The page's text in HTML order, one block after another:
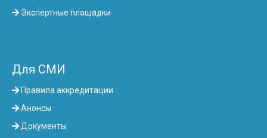
Экспертные площадки
Для СМИ
Правила аккредитации
Анонсы
Документы